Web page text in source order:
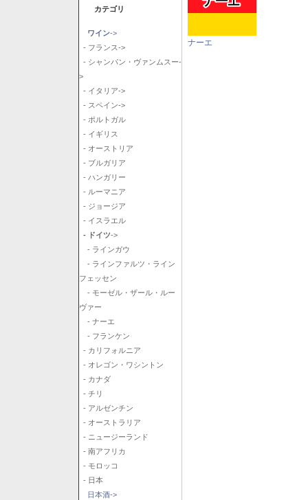
カテゴリ
ワイン->
- フランス->
- シャンパン・ヴァンムスー-
>
- イタリア->
- スペイン->
- ポルトガル
- イギリス
- オーストリア
- ブルガリア
- ハンガリー
- ルーマニア
- ジョージア
- イスラエル
- ドイツ->
- ラインガウ
- ラインファルツ・ライン
フェッセン
- モーゼル・ザール・ルー
ヴァー
- ナーエ
- フランケン
- カリフォルニア
- オレゴン・ワシントン
- カナダ
- チリ
- アルゼンチン
- オーストラリア
- ニュージーランド
- 南アフリカ
- モロッコ
- 日本
日本酒->
ナーエ